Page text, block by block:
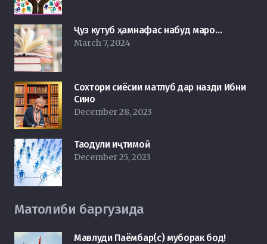
Ҷуз кутуб ҳамнафас набуд маро…
March 7, 2024
Сохтори сиёсии матлуб дар назди Ибни
Сино
December 28, 2023
Таодули иҷтимоӣ
December 25, 2023
Матолиби баргузида
Мавлуди Паёмбар(с) муборак бод!